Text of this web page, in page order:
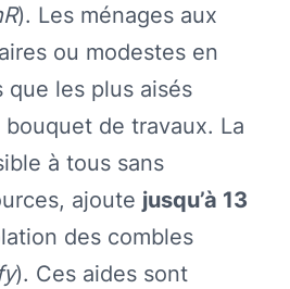
). Les ménages aux
ou modestes en
les plus aisés
de travaux. La
à tous sans
ajoute jusqu’à 13
des combles
). Ces aides sont